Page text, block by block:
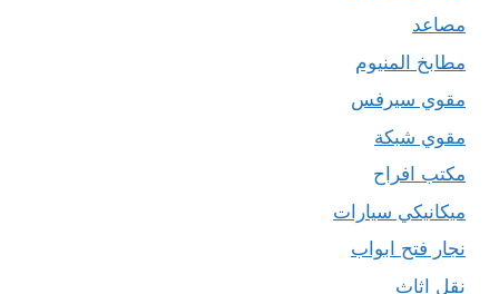
مصاعد
مطابخ المنيوم
مقوي سيرفس
مقوي شبكة
مكتب افراح
ميكانيكي سيارات
نجار فتح ابواب
نقل اثاث